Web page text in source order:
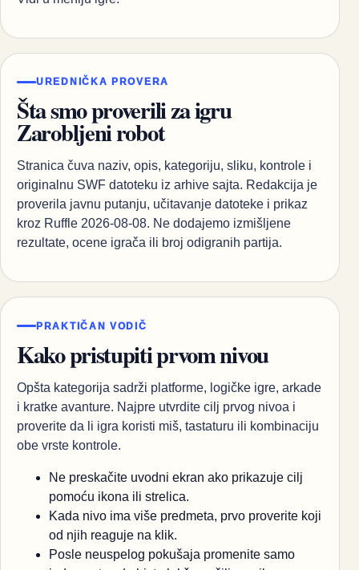
UREDNIČKA PROVERA
Šta smo proverili za igru
Zarobljeni robot
Stranica čuva naziv, opis, kategoriju, sliku, kontrole i
originalnu SWF datoteku iz arhive sajta. Redakcija je
proverila javnu putanju, učitavanje datoteke i prikaz
kroz Ruffle 2026-08-08. Ne dodajemo izmišljene
rezultate, ocene igrača ili broj odigranih partija.
PRAKTIČAN VODIČ
Kako pristupiti prvom nivou
Opšta kategorija sadrži platforme, logičke igre, arkade
i kratke avanture. Najpre utvrdite cilj prvog nivoa i
proverite da li igra koristi miš, tastaturu ili kombinaciju
obe vrste kontrole.
Ne preskačite uvodni ekran ako prikazuje cilj
pomoću ikona ili strelica.
Kada nivo ima više predmeta, prvo proverite koji
od njih reaguje na klik.
Posle neuspelog pokušaja promenite samo